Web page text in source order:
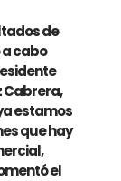
de
cabo
Cabrera,
estamos
que hay
el